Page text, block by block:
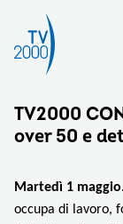
TV2000
over 50 e
Martedì 1
occupa di lavoro,